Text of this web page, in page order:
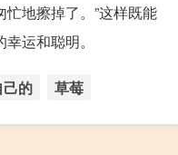
地擦掉了。”这样既能
运和聪明。
己的 草莓